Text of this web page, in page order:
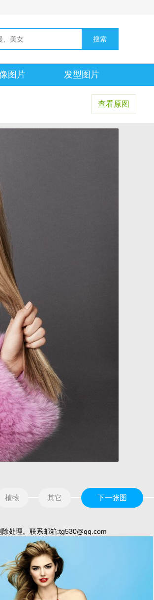
图片 发型图片
查看原图
植物 其它 下一张图
处理。联系邮箱:tg530@qq.com